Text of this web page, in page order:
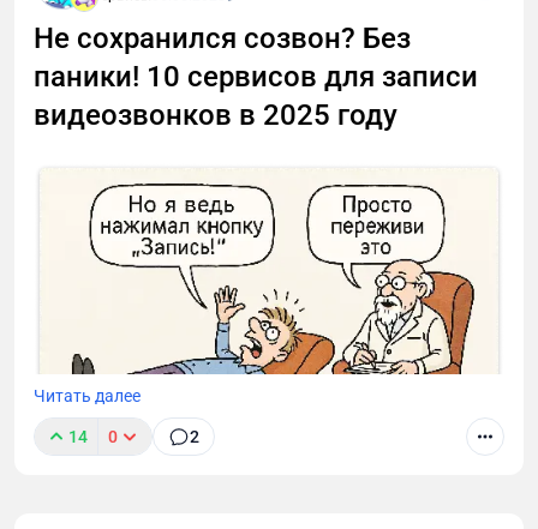
Не сохранился созвон? Без
паники! 10 сервисов для записи
видеозвонков в 2025 году
Читать далее
14 0 2